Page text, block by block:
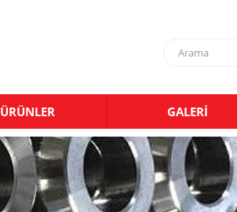
ÜRÜNLER GALERİ